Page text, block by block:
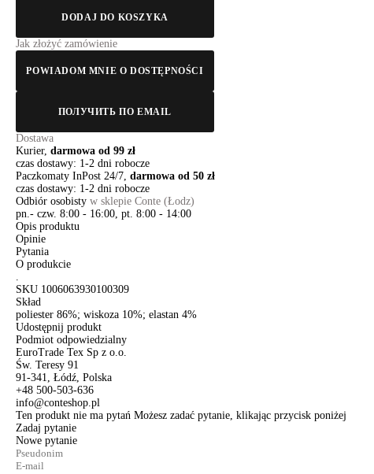
DODAJ DO KOSZYKA
Jak złożyć zamówienie
POWIADOM MNIE O DOSTĘPNOŚCI
ПОЛУЧИТЬ ПО EMAIL
Dostawa
Kurier, darmowa od 99 zł
czas dostawy: 1-2 dni robocze
Paczkomaty InPost 24/7, darmowa od 50 zł
czas dostawy: 1-2 dni robocze
Odbiór osobisty w sklepie Conte (Łodz)
pn.- czw. 8:00 - 16:00, pt. 8:00 - 14:00
Opis produktu
Opinie
Pytania
O produkcie
.
SKU 1006063930100309
Skład
poliester 86%; wiskoza 10%; elastan 4%
Udostępnij produkt
Podmiot odpowiedzialny
EuroTrade Tex Sp z o.o.
Św. Teresy 91
91-341, Łódź, Polska
+48 500-503-636
info@conteshop.pl
Ten produkt nie ma pytań Możesz zadać pytanie, klikając przycisk poniżej
Zadaj pytanie
Nowe pytanie